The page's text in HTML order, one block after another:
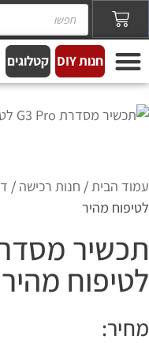
חנות DIY קטלוגים
עמוד הבית/ חנות רכישה /
לטיפוח מהיר
לטיפוח מהיר
מחיר: